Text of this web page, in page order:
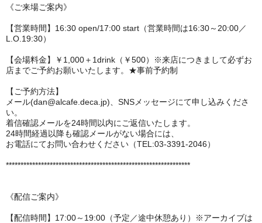
《ご来場ご案内》
【営業時間】16:30 open/17:00 start（営業時間は16:30～20:00／
L.O.19:30）
【会場料金】￥1,000＋1drink（￥500）※来店につきまして必ずお
店までご予約お願いいたします。★事前予約制
【ご予約方法】
メール(dan@alcafe.deca.jp)、SNSメッセージにて申し込みくださ
い。
着信確認メールを24時間以内にご返信いたします。
24時間経過以降も確認メールがない場合には、
お電話にてお問い合わせください（TEL:03-3391-2046）
***************************************************************
《配信ご案内》
【配信時間】17:00～19:00（予定／途中休憩あり）※アーカイブは